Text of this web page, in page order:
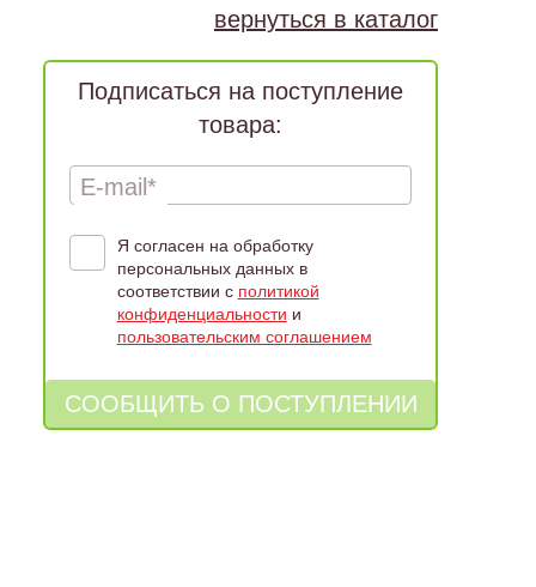
вернуться в каталог
Подписаться на поступление
товара:
E-mail*
Я согласен на обработку
персональных данных в
соответствии с политикой
конфиденциальности и
пользовательским соглашением